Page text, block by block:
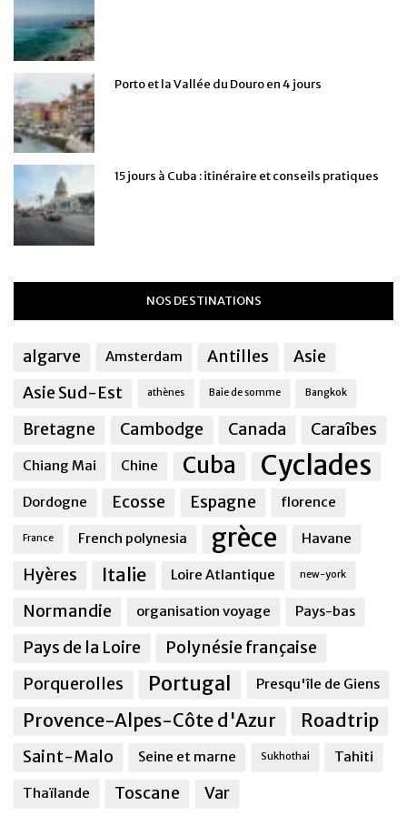
Porto et la Vallée du Douro en 4 jours
15 jours à Cuba : itinéraire et conseils pratiques
NOS DESTINATIONS
algarve Amsterdam Antilles
Asie
Asie Sud-Est
athènes Baie de somme Bangkok
Bretagne Cambodge Canada Caraîbes
Chiang Mai Chine Cuba Cyclades
Dordogne Ecosse Espagne florence
France French polynesia grèce Havane
Hyères Italie Loire Atlantique new-york
Normandie organisation voyage Pays-bas
Pays de la Loire
Polynésie française
Porquerolles
Portugal Presqu'île de Giens
Provence-Alpes-Côte d'Azur Roadtrip
Saint-Malo Seine et marne Sukhothai Tahiti
Thaïlande Toscane Var